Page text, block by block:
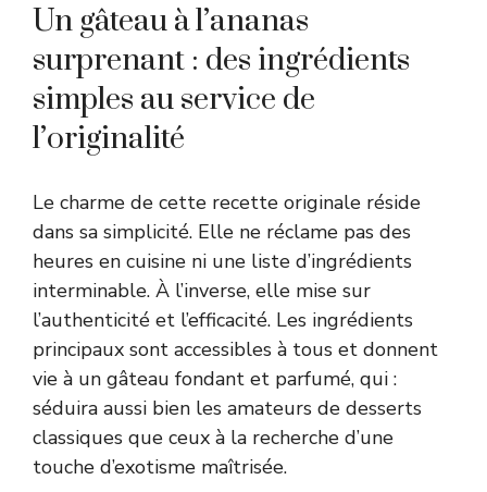
Un gâteau à l’ananas
surprenant : des ingrédients
simples au service de
l’originalité
Le charme de cette recette originale réside
dans sa simplicité. Elle ne réclame pas des
heures en cuisine ni une liste d’ingrédients
interminable. À l’inverse, elle mise sur
l’authenticité et l’efficacité. Les ingrédients
principaux sont accessibles à tous et donnent
vie à un gâteau fondant et parfumé, qui :
séduira aussi bien les amateurs de desserts
classiques que ceux à la recherche d’une
touche d’exotisme maîtrisée.